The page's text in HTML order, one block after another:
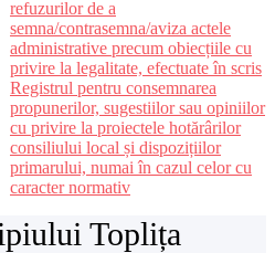
refuzurilor de a
semna/contrasemna/aviza actele
administrative precum obiecțiile cu
privire la legalitate, efectuate în scris
Registrul pentru consemnarea
propunerilor, sugestiilor sau opiniilor
cu privire la proiectele hotărârilor
consiliului local și dispozițiilor
primarului, numai în cazul celor cu
caracter normativ
Toplița